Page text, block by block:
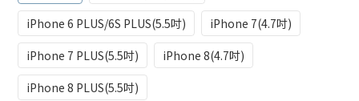
iPhone 6 PLUS/6S PLUS(5.5吋)
iPhone 7(4.7吋)
iPhone 7 PLUS(5.5吋)
iPhone 8(4.7吋)
iPhone 8 PLUS(5.5吋)